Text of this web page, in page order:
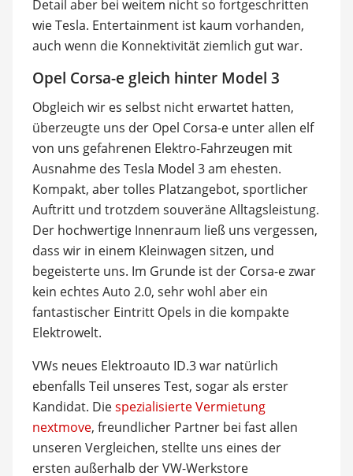
Detail aber bei weitem nicht so fortgeschritten
wie Tesla. Entertainment ist kaum vorhanden,
auch wenn die Konnektivität ziemlich gut war.
Opel Corsa-e gleich hinter Model 3
Obgleich wir es selbst nicht erwartet hatten,
überzeugte uns der Opel Corsa-e unter allen elf
von uns gefahrenen Elektro-Fahrzeugen mit
Ausnahme des Tesla Model 3 am ehesten.
Kompakt, aber tolles Platzangebot, sportlicher
Auftritt und trotzdem souveräne Alltagsleistung.
Der hochwertige Innenraum ließ uns vergessen,
dass wir in einem Kleinwagen sitzen, und
begeisterte uns. Im Grunde ist der Corsa-e zwar
kein echtes Auto 2.0, sehr wohl aber ein
fantastischer Eintritt Opels in die kompakte
Elektrowelt.
VWs neues Elektroauto ID.3 war natürlich
ebenfalls Teil unseres Test, sogar als erster
Kandidat. Diespezialisierte Vermietung
nextmove, freundlicher Partner bei fast allen
unseren Vergleichen, stellte uns eines der
ersten außerhalb der VW-Werkstore